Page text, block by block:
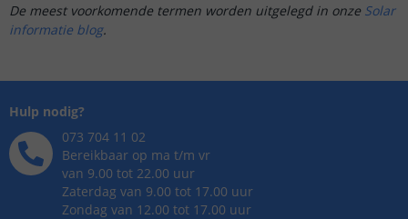
De meest voorkomende termen worden uitgelegd in onze Solar
informatie blog.
Hulp nodig?
073 704 11 02
Bereikbaar op ma t/m vr
van 9.00 tot 22.00 uur
Zaterdag van 9.00 tot 17.00 uur
Zondag van 12.00 tot 17.00 uur